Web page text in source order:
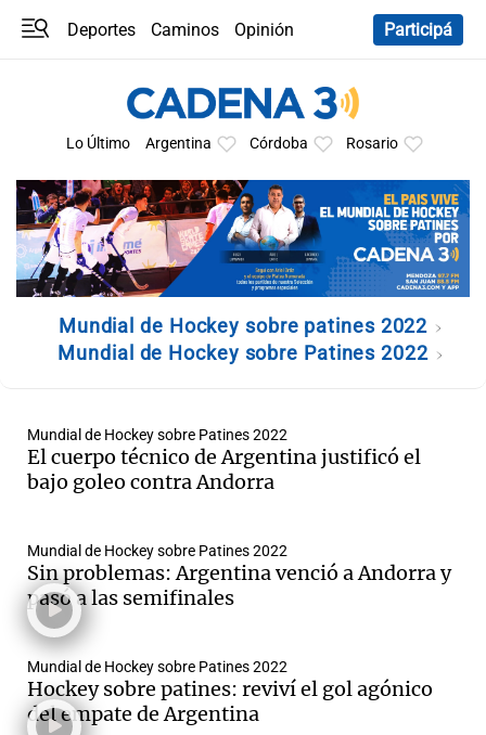
Deportes Caminos
Opinión
Participá
Lo Último Argentina Córdoba Rosario
Mundial de Hockey sobre patines 2022
Mundial de Hockey sobre Patines 2022
Mundial de Hockey sobre Patines 2022
El cuerpo técnico de Argentina justificó el
bajo goleo contra Andorra
Mundial de Hockey sobre Patines 2022
Sin problemas: Argentina venció a Andorra y
pasó a las semifinales
Mundial de Hockey sobre Patines 2022
Hockey sobre patines: reviví el gol agónico
del empate de Argentina